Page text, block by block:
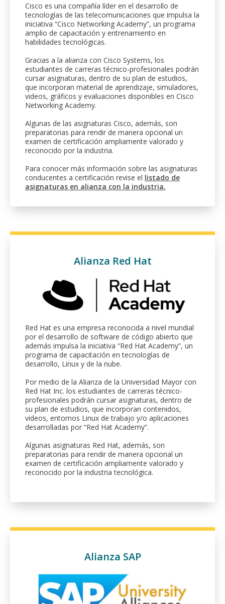
Cisco es una compañía líder en el desarrollo de
tecnologías de las telecomunicaciones que impulsa la
iniciativa “Cisco Networking Academy”, un programa
amplio de capacitación y entrenamiento en
habilidades tecnológicas.
Gracias a la alianza con Cisco Systems, los
estudiantes de carreras técnico-profesionales podrán
cursar asignaturas, dentro de su plan de estudios,
que incorporan material de aprendizaje, simuladores,
videos, gráficos y evaluaciones disponibles en Cisco
Networking Academy.
Algunas de las asignaturas Cisco, además, son
preparatorias para rendir de manera opcional un
examen de certificación ampliamente valorado y
reconocido por la industria.
Para conocer más información sobre las asignaturas
conducentes a certificación revise el listado de
asignaturas en alianza con la industria.
Alianza Red Hat
Red Hat es una empresa reconocida a nivel mundial
por el desarrollo de software de código abierto que
además impulsa la iniciativa “Red Hat Academy”, un
programa de capacitación en tecnologías de
desarrollo, Linux y de la nube.
Por medio de la Alianza de la Universidad Mayor con
Red Hat Inc. los estudiantes de carreras técnico-
profesionales podrán cursar asignaturas, dentro de
su plan de estudios, que incorporan contenidos,
videos, entornos Linux de trabajo y/o aplicaciones
desarrolladas por “Red Hat Academy”.
Algunas asignaturas Red Hat, además, son
preparatorias para rendir de manera opcional un
examen de certificación ampliamente valorado y
reconocido por la industria tecnológica.
Alianza SAP